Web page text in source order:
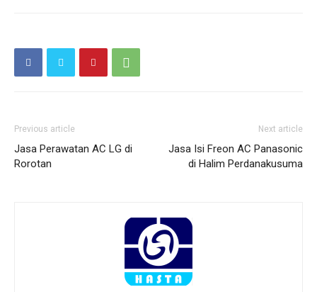
Previous article
Jasa Perawatan AC LG di
Rorotan
Next article
Jasa Isi Freon AC Panasonic
di Halim Perdanakusuma